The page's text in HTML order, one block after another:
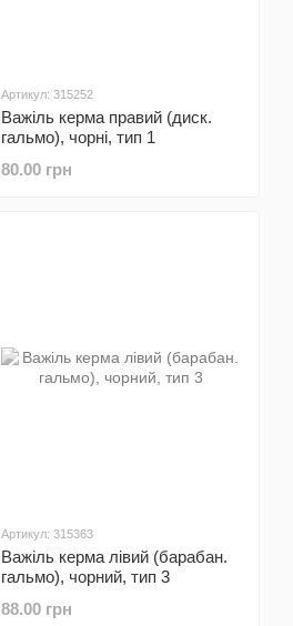
Артикул: 315252
Важіль керма правий (диск.
гальмо), чорні, тип 1
80.00 грн
Артикул: 315363
Важіль керма лівий (барабан.
гальмо), чорний, тип 3
88.00 грн